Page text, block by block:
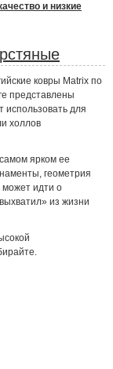
и низкие
ковры Matrix по
представлены
для
холлов
ярком ее
геометрия
может идти о
из жизни